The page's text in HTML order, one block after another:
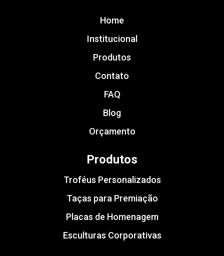
Home
Institucional
Produtos
Contato
FAQ
Blog
Orçamento
Produtos
Troféus Personalizados
Taças para Premiação
Placas de Homenagem
Esculturas Corporativas